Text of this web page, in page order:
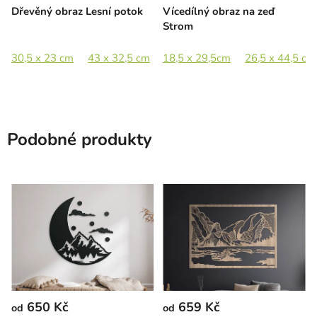
Dřevěný obraz Lesní potok
30,5 x 23 cm 43 x 32,5 cm 58,5 x 44,5 cm 85,5 x 65 cm
Vícedílný obraz na zeď
Strom
18,5 x 29,5cm 26,5 x 44,5 cm
Podobné produkty
od 650 Kč od 659 Kč